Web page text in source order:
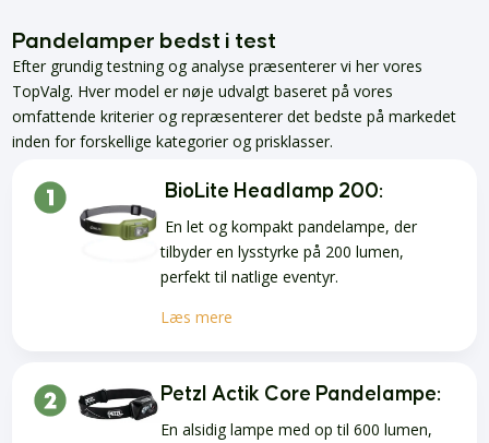
Pandelamper bedst i test
Efter grundig testning og analyse præsenterer vi her vores
TopValg. Hver model er nøje udvalgt baseret på vores
omfattende kriterier og repræsenterer det bedste på markedet
inden for forskellige kategorier og prisklasser.
BioLite Headlamp 200:
En let og kompakt pandelampe, der
tilbyder en lysstyrke på 200 lumen,
perfekt til natlige eventyr.
Læs mere
Petzl Actik Core Pandelampe:
En alsidig lampe med op til 600 lumen,